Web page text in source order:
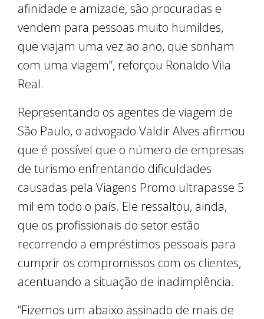
afinidade e amizade, são procuradas e
vendem para pessoas muito humildes,
que viajam uma vez ao ano, que sonham
com uma viagem”, reforçou Ronaldo Vila
Real.
Representando os agentes de viagem de
São Paulo, o advogado Valdir Alves afirmou
que é possível que o número de empresas
de turismo enfrentando dificuldades
causadas pela Viagens Promo ultrapasse 5
mil em todo o país. Ele ressaltou, ainda,
que os profissionais do setor estão
recorrendo a empréstimos pessoais para
cumprir os compromissos com os clientes,
acentuando a situação de inadimplência.
“Fizemos um abaixo assinado de mais de